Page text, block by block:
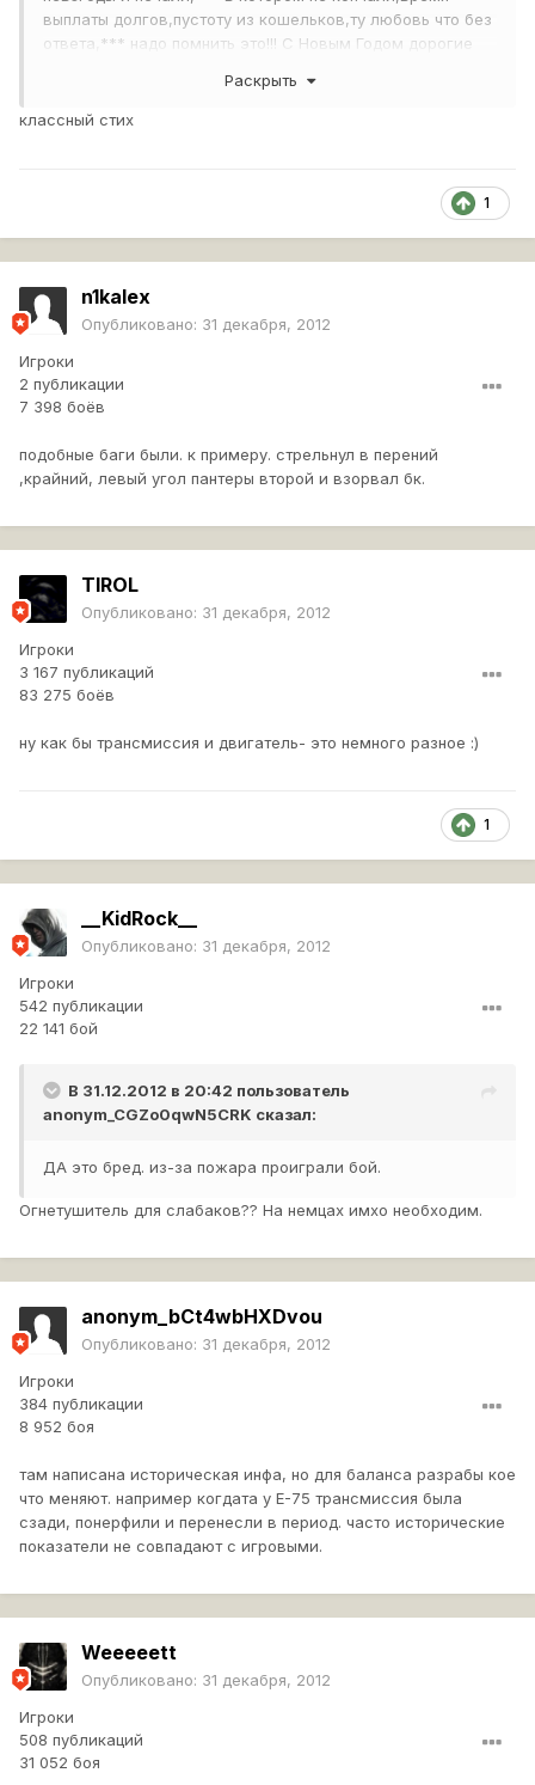
выплаты долгов,пустоту из кошельков,ту любовь что без
ответа,*** надо помнить это!!! С Новым Годом дорогие
Раскрыть
классный стих
1
n1kalex
Опубликовано: 31 декабря, 2012
Игроки
2 публикации
7 398 боёв
подобные баги были. к примеру. стрельнул в перений
,крайний, левый угол пантеры второй и взорвал бк.
TIROL
Опубликовано: 31 декабря, 2012
Игроки
3 167 публикаций
83 275 боёв
ну как бы трансмиссия и двигатель- это немного разное :)
1
__KidRock__
Опубликовано: 31 декабря, 2012
Игроки
542 публикации
22 141 бой
В 31.12.2012 в 20:42 пользователь
anonym_CGZo0qwN5CRK сказал:
ДА это бред. из-за пожара проиграли бой.
Огнетушитель для слабаков?? На немцах имхо необходим.
anonym_bCt4wbHXDvou
Опубликовано: 31 декабря, 2012
Игроки
384 публикации
8 952 боя
там написана историческая инфа, но для баланса разрабы кое
что меняют. например когдата у E-75 трансмиссия была
сзади, понерфили и перенесли в период. часто исторические
показатели не совпадают с игровыми.
Weeeeett
Опубликовано: 31 декабря, 2012
Игроки
508 публикаций
31 052 боя